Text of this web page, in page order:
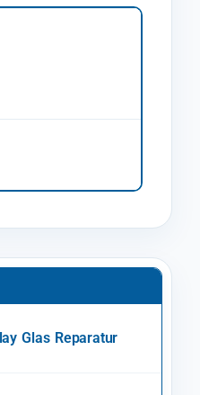
Glas Reparatur